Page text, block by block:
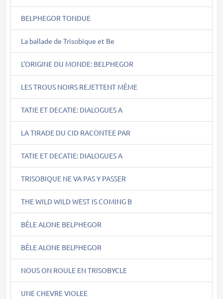
BELPHEGOR TONDUE
La ballade de Trisobique et Be
L'ORIGINE DU MONDE: BELPHEGOR
LES TROUS NOIRS REJETTENT MÊME
TATIE ET DECATIE: DIALOGUES A
LA TIRADE DU CID RACONTEE PAR
TATIE ET DECATIE: DIALOGUES A
TRISOBIQUE NE VA PAS Y PASSER
THE WILD WILD WEST IS COMING B
BÊLE ALONE BELPHEGOR
BÊLE ALONE BELPHEGOR
NOUS ON ROULE EN TRISOBYCLE
UNE CHEVRE VIOLEE